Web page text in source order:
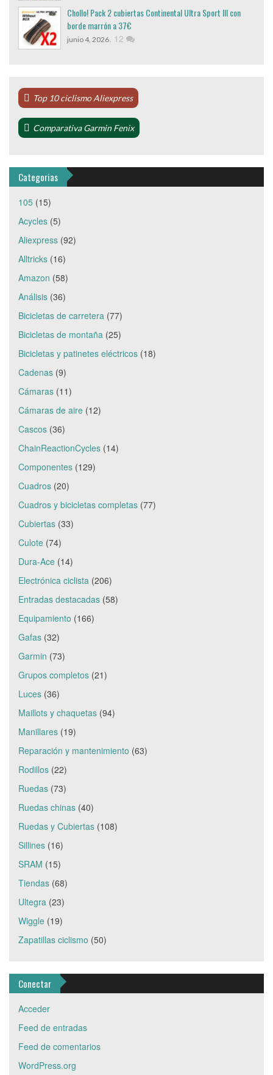
Chollo! Pack 2 cubiertas Continental Ultra Sport III con
borde marrón a 37€
junio 4, 2026, 12
Top 10 ciclismo Aliexpress
Comparativa Garmin Fenix
Categorias
105 (15)
Acycles (5)
Aliexpress (92)
Alltricks (16)
Amazon (58)
Análisis (36)
Bicicletas de carretera (77)
Bicicletas de montaña (25)
Bicicletas y patinetes eléctricos (18)
Cadenas (9)
Cámaras (11)
Cámaras de aire (12)
Cascos (36)
ChainReactionCycles (14)
Componentes (129)
Cuadros (20)
Cuadros y bicicletas completas (77)
Cubiertas (33)
Culote (74)
Dura-Ace (14)
Electrónica ciclista (206)
Entradas destacadas (58)
Equipamiento (166)
Gafas (32)
Garmin (73)
Grupos completos (21)
Luces (36)
Maillots y chaquetas (94)
Manillares (19)
Reparación y mantenimiento (63)
Rodillos (22)
Ruedas (73)
Ruedas chinas (40)
Ruedas y Cubiertas (108)
Sillines (16)
SRAM (15)
Tiendas (68)
Ultegra (23)
Wiggle (19)
Zapatillas ciclismo (50)
Conectar
Acceder
Feed de entradas
Feed de comentarios
WordPress.org